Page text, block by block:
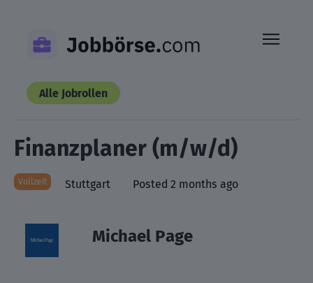
content
Alle Jobrollen
Finanzplaner (m/w/d)
Vollzeit Stuttgart Posted 2 months ago
Michael Page